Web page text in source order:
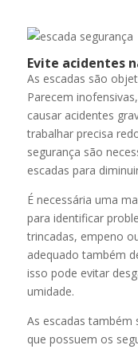
Evite acidentes
As escadas são
Parecem
causar acidentes
trabalhar precisa
segurança são
escadas para
É necessária uma
para identificar
trincadas, empeno
adequado também
isso pode evitar
umidade.
As escadas também
que possuem os